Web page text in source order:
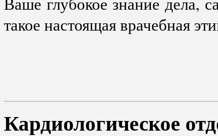
такое настоящая врачебная
Кардиологическое